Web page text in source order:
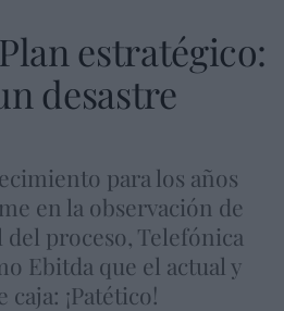
estratégico:
desastre
para los años
en la observación de
proceso, Telefónica
Ebitda que el actual y
¡Patético!